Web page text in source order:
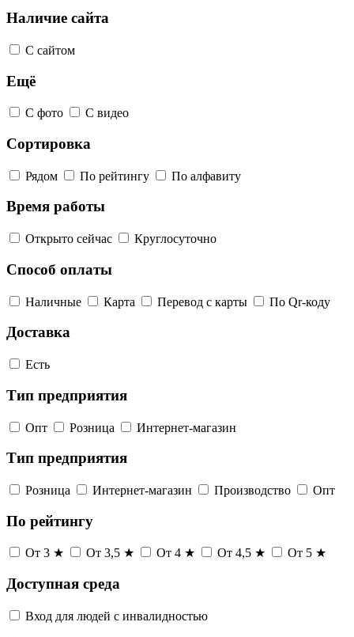
Наличие сайта
С сайтом
Ещё
С фото С видео
Сортировка
Рядом По рейтингу По алфавиту
Время работы
Открыто сейчас Круглосуточно
Способ оплаты
Наличные Карта Перевод с карты По Qr-коду
Доставка
Есть
Тип предприятия
Опт Розница Интернет-магазин
Тип предприятия
Розница Интернет-магазин Производство Опт
По рейтингу
От 3 ★ От 3,5 ★ От 4 ★ От 4,5 ★ От 5 ★
Доступная среда
Вход для людей с инвалидностью